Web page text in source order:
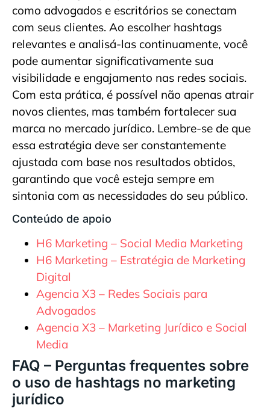
como advogados e escritórios se conectam
com seus clientes. Ao escolher hashtags
relevantes e analisá-las continuamente, você
pode aumentar significativamente sua
visibilidade e engajamento nas redes sociais.
Com esta prática, é possível não apenas atrair
novos clientes, mas também fortalecer sua
marca no mercado jurídico. Lembre-se de que
essa estratégia deve ser constantemente
ajustada com base nos resultados obtidos,
garantindo que você esteja sempre em
sintonia com as necessidades do seu público.
Conteúdo de apoio
H6 Marketing – Social Media Marketing
H6 Marketing – Estratégia de Marketing
Digital
Agencia X3 – Redes Sociais para
Advogados
Agencia X3 – Marketing Jurídico e Social
Media
FAQ – Perguntas frequentes sobre
o uso de hashtags no marketing
jurídico